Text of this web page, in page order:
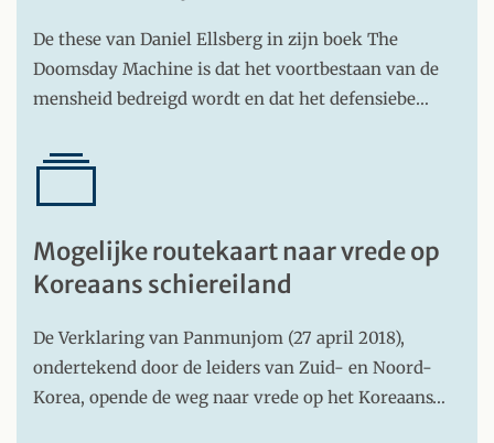
De these van Daniel Ellsberg in zijn boek The
Doomsday Machine is dat het voortbestaan van de
mensheid bedreigd wordt en dat het defensiebe…
Mogelijke routekaart naar vrede op
Koreaans schiereiland
De Verklaring van Panmunjom (27 april 2018),
ondertekend door de leiders van Zuid- en Noord-
Korea, opende de weg naar vrede op het Koreaans…